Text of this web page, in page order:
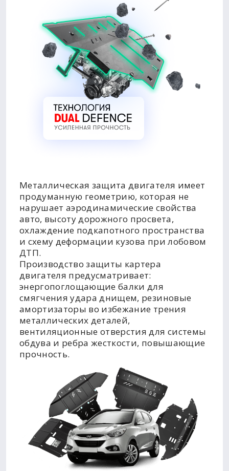
Металлическая защита двигателя имеет
продуманную геометрию, которая не
нарушает аэродинамические свойства
авто, высоту дорожного просвета,
охлаждение подкапотного пространства
и схему деформации кузова при лобовом
ДТП.
Производство защиты картера
двигателя предусматривает:
энергопоглощающие балки для
смягчения удара днищем, резиновые
амортизаторы во избежание трения
металлических деталей,
вентиляционные отверстия для системы
обдува и ребра жесткости, повышающие
прочность.